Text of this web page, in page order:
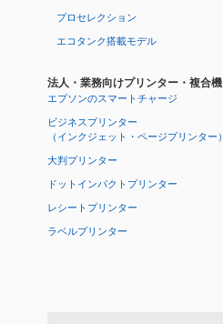
プロセレクション
エコタンク搭載モデル
法人・業務向けプリンター・複合機
エプソンのスマートチャージ
ビジネスプリンター
（インクジェット・ページプリンター）
大判プリンター
ドットインパクトプリンター
レシートプリンター
ラベルプリンター